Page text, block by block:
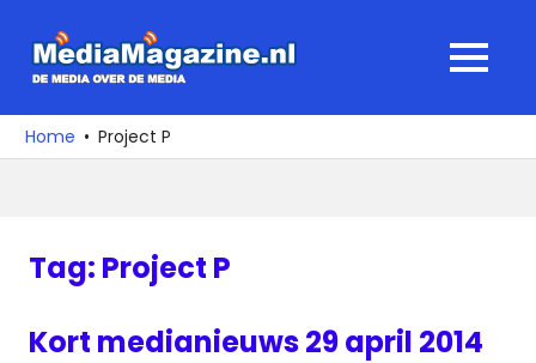
naar
media
over
MENU
Home Project P
Tag: Project P
Kort medianieuws 29 april 2014